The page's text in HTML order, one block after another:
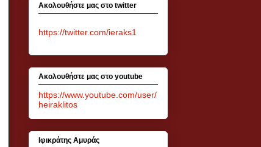
Ακολουθήστε μας στο twitter
https://twitter.com/ieraks1
Ακολουθήστε μας στο youtube
https://www.youtube.com/user/
heiraklitos
Ιφικράτης Αμυράς